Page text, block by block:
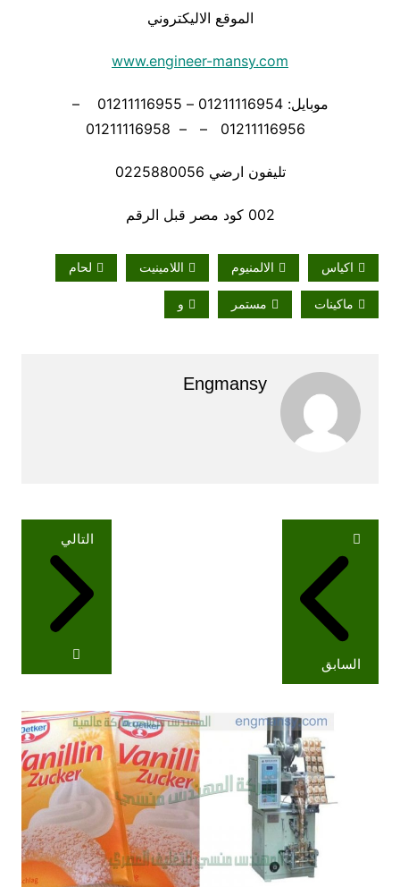
الموقع الاليكتروني
www.engineer-mansy.com
موبايل: 01211116954 – 01211116955 –
تليفون ارضي 0225880056
002 كود مصر قبل الرقم
اكياس الالمنيوم اللامينيت لحام
ماكينات مستمر و
Engmansy
تصفّح
المقالات
السابق
التالي